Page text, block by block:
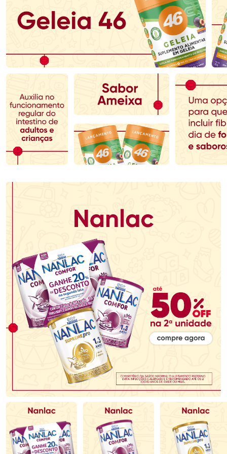
Comprar sem Desconto
Por R$ 153,99/cada
Comprar sem Desconto
Por R$ 153,99/cada
Ativar Desconto
Comprar sem Desconto
Por R$ 71,99/cada
Comprar sem Desconto
Por R$ 71,99/cada